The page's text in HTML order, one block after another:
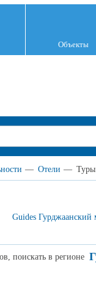
Объекты
— Отели — Туры
Guides Гурджаанский
поискать в регионе